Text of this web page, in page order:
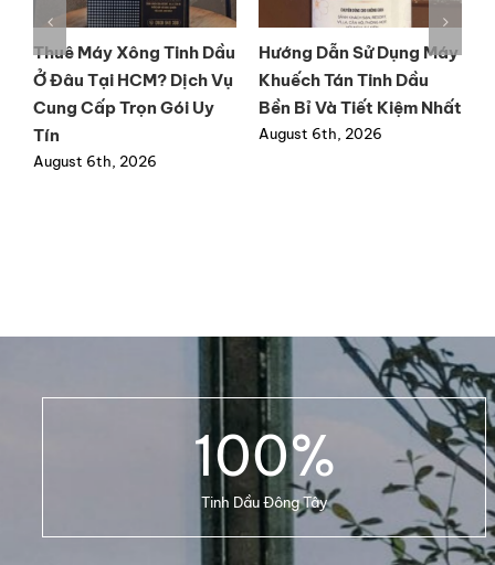
Cửa Hàng Bán Máy
Khuếch Tán Tinh Dầu Tại
Đồng Nai Uy Tín, Chính
Hãng
August 4th, 2026
Mua máy xông tinh dầu
tốt tại TP.HCM chất
lượng, bảo hành dài hạn
August 6th, 2026
100%
Tinh Dầu Đông Tây